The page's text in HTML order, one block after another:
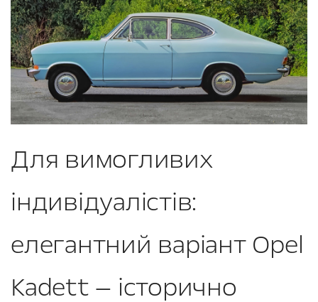
Для вимогливих
індивідуалістів:
елегантний варіант Opel
Kadett — історично